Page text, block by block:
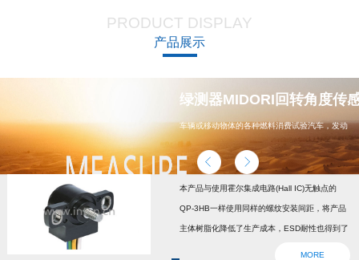
PRODUCT DISPLAY
产品展示
绿测器MIDORI回转角度传
车辆或移动物体的各种燃料消费试验汽车，发动
机，汽车配件，能源
本产品与使用霍尔集成电路(Hall IC)无触点的
QP-3HB一样使用同样的螺纹安装间距，将产品
主体树脂化降低了生产成本，ESD耐性也得到了
MORE